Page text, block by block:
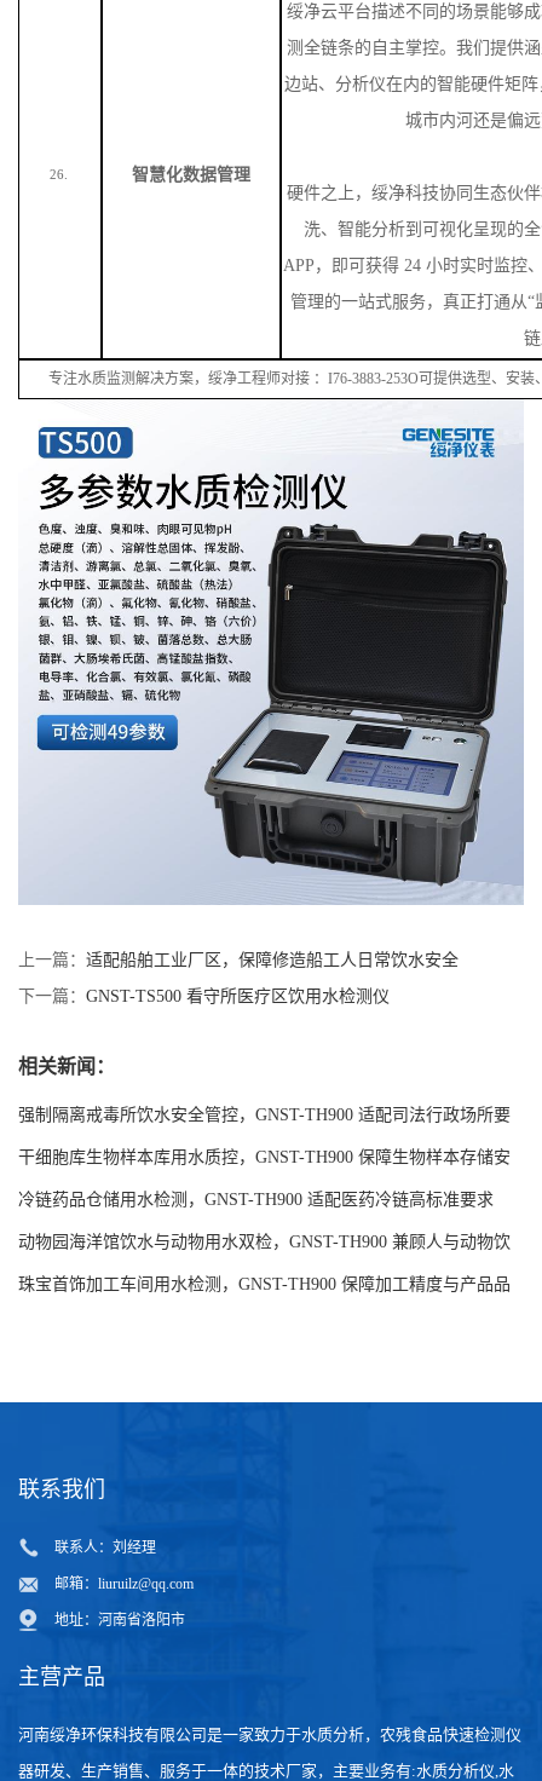
26. 智慧化数据管理
绥净云平台描述不同的场景能够
测全链条的自主掌控。我们提供
边站、分析仪在内的智能硬件矩
城市内河还是偏
硬件之上，绥净科技协同生态伙
洗、智能分析到可视化呈现的
APP，即可获得 24 小时实时监控
管理的一站式服务，真正打通从“
专注水质监测解决方案，绥净工程师对接 ：I76-3883-253O可提供选型、安装
上一篇： 适配船舶工业厂区，保障修造船工人日常饮水安全
下一篇： GNST-TS500 看守所医疗区饮用水检测仪
相关新闻：
强制隔离戒毒所饮水安全管控，GNST-TH900 适配司法行政场所要
求
干细胞库生物样本库用水质控，GNST-TH900 保障生物样本存储安
全
冷链药品仓储用水检测，GNST-TH900 适配医药冷链高标准要求
动物园海洋馆饮水与动物用水双检，GNST-TH900 兼顾人与动物饮
水安全
珠宝首饰加工车间用水检测，GNST-TH900 保障加工精度与产品品
联系我们
联系人：刘经理
邮箱： liuruilz@qq.com
地址：河南省洛阳市
主营产品
河南绥净环保科技有限公司是一家致力于水质分析，农残食品快速检测仪
器研发、生产销售、服务于一体的技术厂家，主要业务有:水质分析仪,水